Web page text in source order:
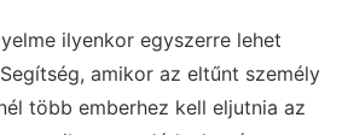
ilyenkor egyszerre lehet
amikor az eltűnt személy
több emberhez kell eljutnia az